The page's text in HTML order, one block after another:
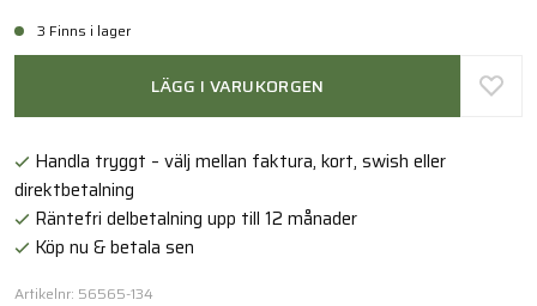
3 Finns i lager
LÄGG I VARUKORGEN
Handla tryggt – välj mellan faktura, kort, swish eller
direktbetalning
Räntefri delbetalning upp till 12 månader
Köp nu & betala sen
Artikelnr: 56565-134